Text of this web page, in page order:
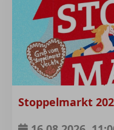
Stoppelmarkt